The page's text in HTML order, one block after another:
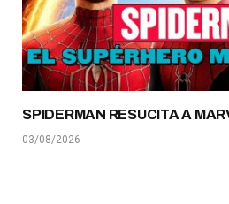
SPIDERMAN RESUCITA A
03/08/2026